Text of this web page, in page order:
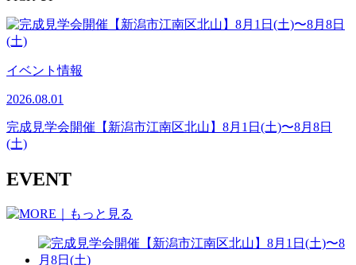
イベント情報
2026.08.01
完成見学会開催【新潟市江南区北山】8月1日(土)〜8月8日
(土)
EVENT